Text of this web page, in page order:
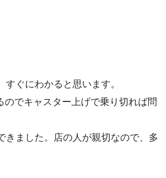
ぐにわかると思います。
でキャスター上げで乗り切れば問
きました。店の人が親切なので、多